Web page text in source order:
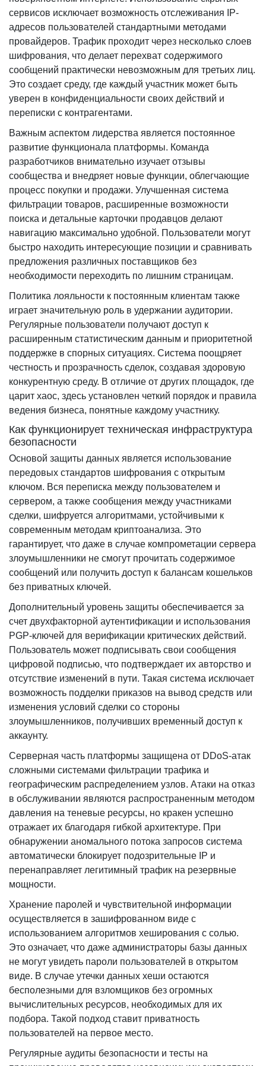
сервисов исключает возможность отслеживания IP-
адресов пользователей стандартными методами
провайдеров. Трафик проходит через несколько слоев
шифрования, что делает перехват содержимого
сообщений практически невозможным для третьих лиц.
Это создает среду, где каждый участник может быть
уверен в конфиденциальности своих действий и
переписки с контрагентами.
Важным аспектом лидерства является постоянное
развитие функционала платформы. Команда
разработчиков внимательно изучает отзывы
сообщества и внедряет новые функции, облегчающие
процесс покупки и продажи. Улучшенная система
фильтрации товаров, расширенные возможности
поиска и детальные карточки продавцов делают
навигацию максимально удобной. Пользователи могут
быстро находить интересующие позиции и сравнивать
предложения различных поставщиков без
необходимости переходить по лишним страницам.
Политика лояльности к постоянным клиентам также
играет значительную роль в удержании аудитории.
Регулярные пользователи получают доступ к
расширенным статистическим данным и приоритетной
поддержке в спорных ситуациях. Система поощряет
честность и прозрачность сделок, создавая здоровую
конкурентную среду. В отличие от других площадок, где
царит хаос, здесь установлен четкий порядок и правила
ведения бизнеса, понятные каждому участнику.
Как функционирует техническая инфраструктура
безопасности
Основой защиты данных является использование
передовых стандартов шифрования с открытым
ключом. Вся переписка между пользователем и
сервером, а также сообщения между участниками
сделки, шифруется алгоритмами, устойчивыми к
современным методам криптоанализа. Это
гарантирует, что даже в случае компрометации сервера
злоумышленники не смогут прочитать содержимое
сообщений или получить доступ к балансам кошельков
без приватных ключей.
Дополнительный уровень защиты обеспечивается за
счет двухфакторной аутентификации и использования
PGP-ключей для верификации критических действий.
Пользователь может подписывать свои сообщения
цифровой подписью, что подтверждает их авторство и
отсутствие изменений в пути. Такая система исключает
возможность подделки приказов на вывод средств или
изменения условий сделки со стороны
злоумышленников, получивших временный доступ к
аккаунту.
Серверная часть платформы защищена от DDoS-атак
сложными системами фильтрации трафика и
географическим распределением узлов. Атаки на отказ
в обслуживании являются распространенным методом
давления на теневые ресурсы, но кракен успешно
отражает их благодаря гибкой архитектуре. При
обнаружении аномального потока запросов система
автоматически блокирует подозрительные IP и
перенаправляет легитимный трафик на резервные
мощности.
Хранение паролей и чувствительной информации
осуществляется в зашифрованном виде с
использованием алгоритмов хеширования с солью.
Это означает, что даже администраторы базы данных
не могут увидеть пароли пользователей в открытом
виде. В случае утечки данных хеши остаются
бесполезными для взломщиков без огромных
вычислительных ресурсов, необходимых для их
подбора. Такой подход ставит приватность
пользователей на первое место.
Регулярные аудиты безопасности и тесты на